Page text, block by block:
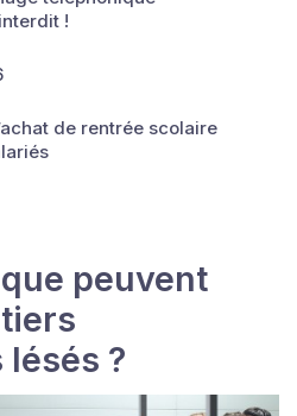
!
de rentrée scolaire
peuvent
?